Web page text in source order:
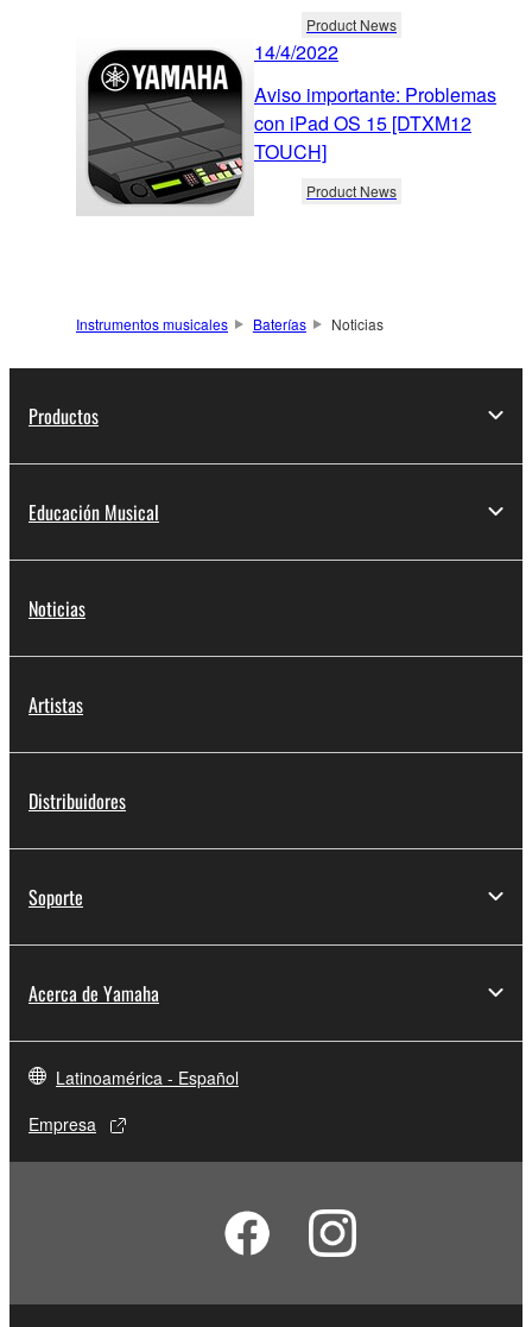
Product News
14/4/2022
Aviso importante: Problemas
con iPad OS 15 [DTXM12
TOUCH]
Product News
Instrumentos musicales Baterías Noticias
Productos
Educación Musical
Noticias
Artistas
Distribuidores
Soporte
Acerca de Yamaha
Latinoamérica - Español
Empresa